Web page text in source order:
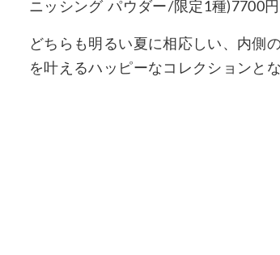
ニッシング パウダー/限定1種)7700円
どちらも明るい夏に相応しい、内側
を叶えるハッピーなコレクションと